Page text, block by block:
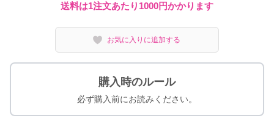
送料は1注文あたり 1000円かかります
お気に入りに追加する
購入時のルール
必ず購入前にお読みください。